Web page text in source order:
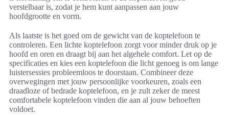
verstelbaar is, zodat je hem kunt aanpassen aan jouw
hoofdgrootte en vorm.
Als laatste is het goed om de gewicht van de koptelefoon te
controleren. Een lichte koptelefoon zorgt voor minder druk op je
hoofd en oren en draagt bij aan het algehele comfort. Let op de
specificaties en kies een koptelefoon die licht genoeg is om lange
luistersessies probleemloos te doorstaan. Combineer deze
overwegingen met jouw persoonlijke voorkeuren, zoals een
draadloze of bedrade koptelefoon, en je zult zeker de meest
comfortabele koptelefoon vinden die aan al jouw behoeften
voldoet.